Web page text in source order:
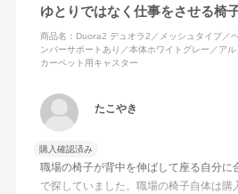
ープグリーンも爽やかさを感じさせて
シンプルで機能性の高いバランスのとれ
レストにもたれかかるような使い方はま
ゆとりではなく仕事をさせる椅
商品名：Duora2 デュオラ2／メッシュタイプ／
ンバーサポートあり／本体ホワイトグレー／ア
カーペット用キャスター
たこやき
購入確認済み
職場の椅子が背中を伸ばして座る自分に
で探していました。職場の椅子自体は購